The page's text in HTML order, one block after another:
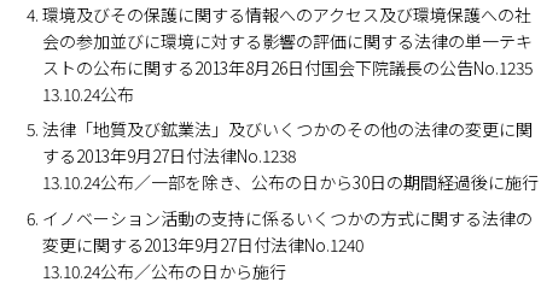
環境及びその保護に関する情報へのアクセス及び環境保護への社
会の参加並びに環境に対する影響の評価に関する法律の単一テキ
ストの公布に関する2013年8月26日付国会下院議長の公告No.1235
13.10.24公布
法律「地質及び鉱業法」及びいくつかのその他の法律の変更に関
する2013年9月27日付法律No.1238
13.10.24公布／一部を除き、公布の日から30日の期間経過後に施行
イノベーション活動の支持に係るいくつかの方式に関する法律の
変更に関する2013年9月27日付法律No.1240
13.10.24公布／公布の日から施行